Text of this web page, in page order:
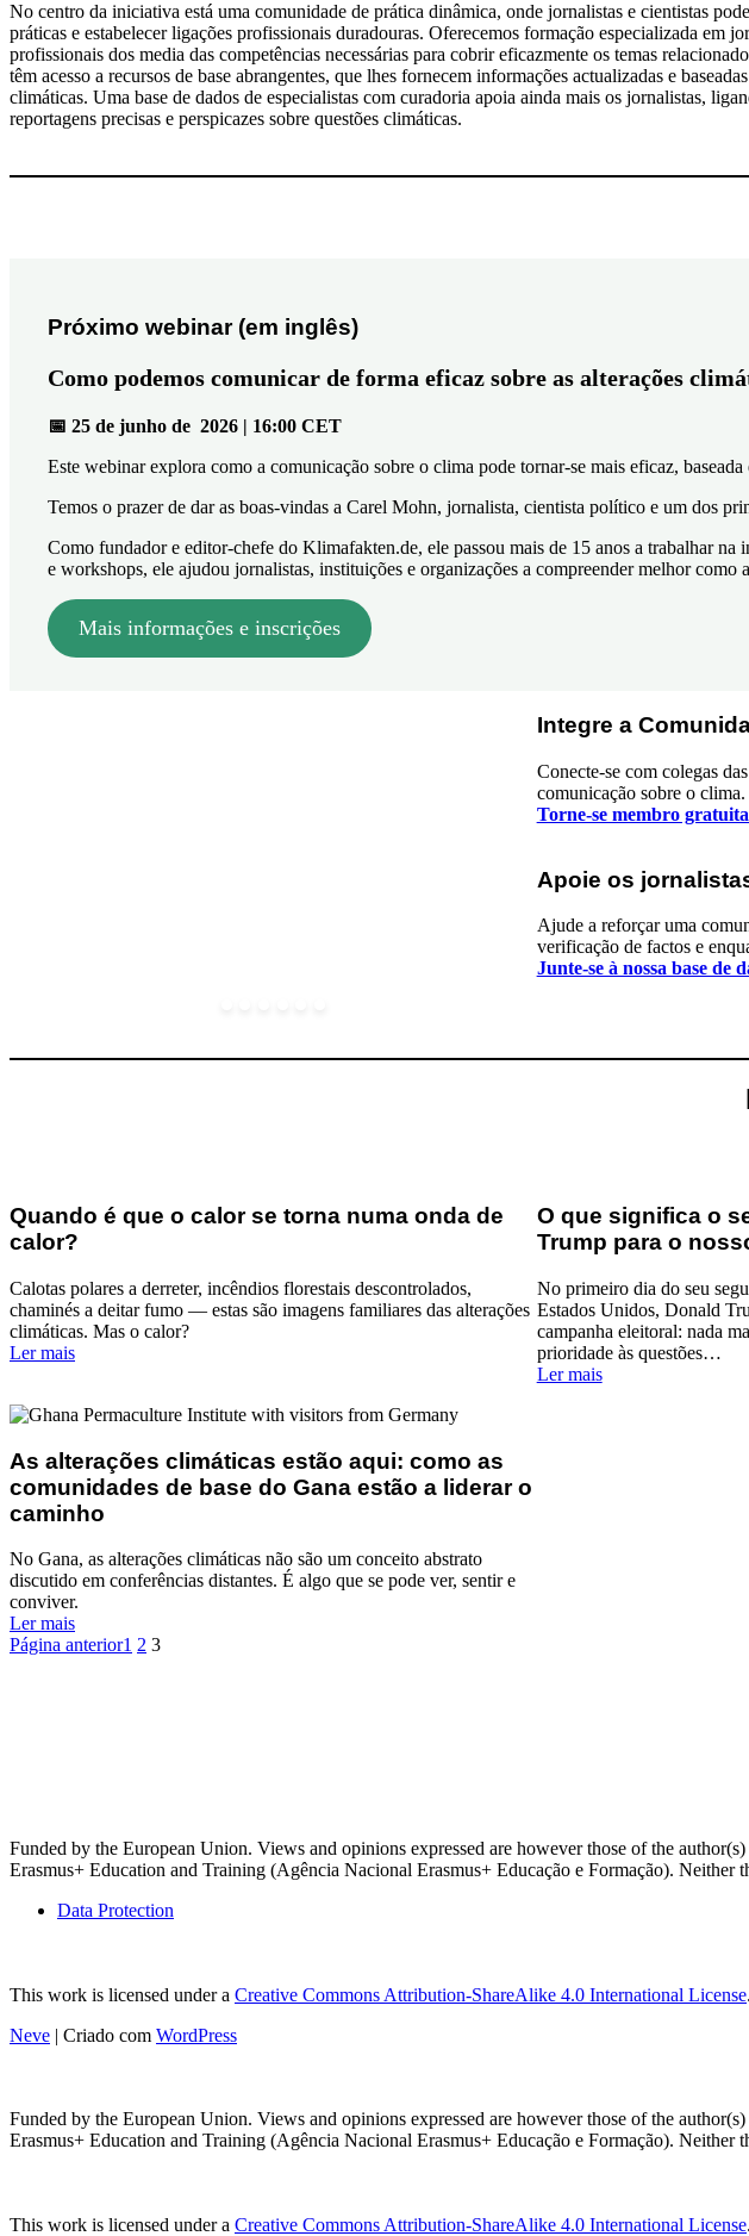
No centro da iniciativa está uma comunidade de prática dinâmica, onde jornalistas e cientistas
práticas e estabelecer ligações profissionais duradouras. Oferecemos formação especializada em
profissionais dos media das competências necessárias para cobrir eficazmente os temas
têm acesso a recursos de base abrangentes, que lhes fornecem informações actualizadas e
climáticas. Uma base de dados de especialistas com curadoria apoia ainda mais os jornalistas,
reportagens precisas e perspicazes sobre questões climáticas.
Próximo webinar (em inglês)
Como podemos comunicar de forma eficaz sobre as alterações
📅 25 de junho de 2026 | 16:00 CET
Este webinar explora como a comunicação sobre o clima pode tornar-se mais eficaz,
Temos o prazer de dar as boas-vindas a Carel Mohn, jornalista, cientista político e um dos
Como fundador e editor-chefe do Klimafakten.de, ele passou mais de 15 anos a trabalhar
e workshops, ele ajudou jornalistas, instituições e organizações a compreender melhor
Mais informações e inscrições
Integre a
Conecte-se com colegas
comunicação sobre o clima.
Torne-se membro
Apoie os
Ajude a reforçar uma
verificação de factos e
Junte-se à nossa base de
Quando é que o calor se torna numa onda de
calor?
Calotas polares a derreter, incêndios florestais descontrolados,
chaminés a deitar fumo — estas são imagens familiares das alterações
climáticas. Mas o calor?
Ler mais:
que
calor
se
torna
numa
de
calor?
O que significa o
Trump para o
No primeiro dia do seu
Estados Unidos, Donald
campanha eleitoral: nada
prioridade às questões…
Ler mais:
As alterações climáticas estão aqui: como as
comunidades de base do Gana estão a liderar o
caminho
No Gana, as alterações climáticas não são um conceito abstrato
discutido em conferências distantes. É algo que se pode ver, sentir e
conviver.
Ler mais:
As
do
Gana
estão
a
caminho
Página anterior1 2 3
Funded by the European Union. Views and opinions expressed are however those of the
Erasmus+ Education and Training (Agência Nacional Erasmus+ Educação e Formação).
Data Protection
This work is licensed under a Creative Commons Attribution-ShareAlike 4.0 International License.
Neve | Criado com WordPress
Funded by the European Union. Views and opinions expressed are however those of the
Erasmus+ Education and Training (Agência Nacional Erasmus+ Educação e Formação).
This work is licensed under a Creative Commons Attribution-ShareAlike 4.0 International License.